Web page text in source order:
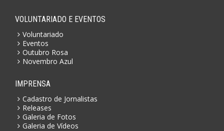
VOLUNTARIADO E EVENTOS
Voluntariado
Eventos
Outubro Rosa
Novembro Azul
IMPRENSA
Cadastro de Jornalistas
Releases
Galeria de Fotos
Galeria de Vídeos